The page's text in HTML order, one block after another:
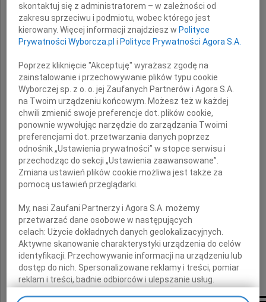
od momentu powstania uczelni związanego
z ALMAMER Wyższą Szkołą Ekonomiczną,
gdzie pełnił funkcję Prorektora,
kierował Katedrą Finansów i Bankowości,
był członkiem Senatu uczelni.
Wyrazy głębokiego współczucia
Żonie i Najbliższym
składają
Senat i Społeczność Akademicka
ALMAMER Wyższej Szkoły Ekonomicznej
skontaktuj się z administratorem – w zależności od
zakresu sprzeciwu i podmiotu, wobec którego jest
kierowany. Więcej informacji znajdziesz w Polityce
Prywatności Wyborcza.pl i Polityce Prywatności Agora S.A.
Poprzez kliknięcie "Akceptuję" wyrażasz zgodę na
zainstalowanie i przechowywanie plików typu cookie
Wyborczej sp. z o. o. jej Zaufanych Partnerów i Agora S.A.
na Twoim urządzeniu końcowym. Możesz też w każdej
chwili zmienić swoje preferencje dot. plików cookie,
ponownie wywołując narzędzie do zarządzania Twoimi
preferencjami dot. przetwarzania danych poprzez
odnośnik „Ustawienia prywatności” w stopce serwisu i
przechodząc do sekcji „Ustawienia zaawansowane”.
Zmiana ustawień plików cookie możliwa jest także za
pomocą ustawień przeglądarki.
My, nasi Zaufani Partnerzy i Agora S.A. możemy
przetwarzać dane osobowe w następujących
celach:Użycie dokładnych danych geolokalizacyjnych.
Aktywne skanowanie charakterystyki urządzenia do celów
identyfikacji. Przechowywanie informacji na urządzeniu lub
dostęp do nich. Spersonalizowane reklamy i treści, pomiar
reklam i treści, badnie odbiorców i ulepszanie usług.